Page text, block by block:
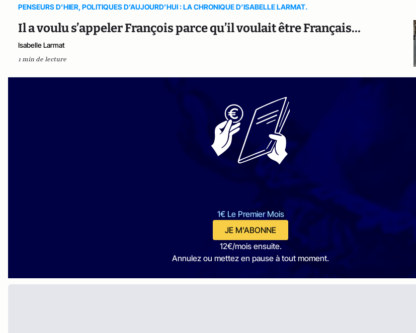
PENSEURS D’HIER, POLITIQUES D’AUJOURD’HUI : LA CHRONIQUE D’ISABELLE LARMAT.
Il a voulu s’appeler François parce qu’il voulait être Français…
Isabelle Larmat
1 min de lecture
1€ Le Premier Mois
JE M'ABONNE
12€/mois ensuite.
Annulez ou mettez en pause à tout moment.